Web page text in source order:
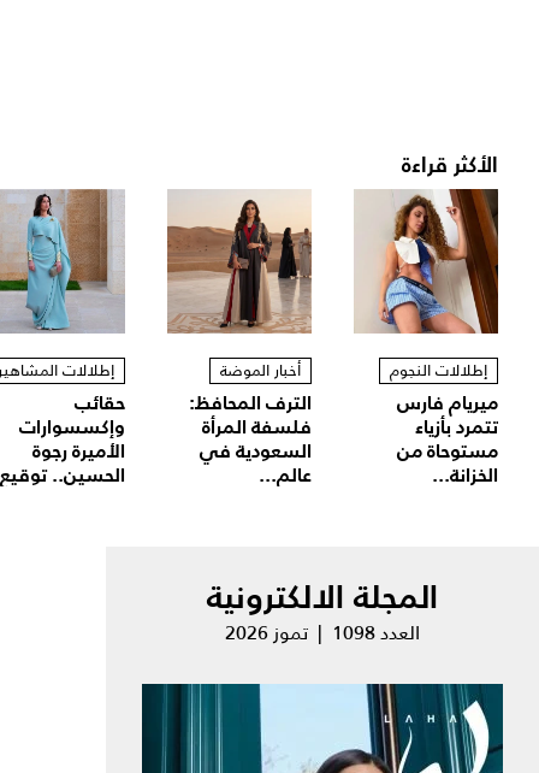
الأكثر قراءة
إطلالات النجوم
ميريام فارس
تتمرد بأزياء
مستوحاة من
الخزانة...
أخبار الموضة
الترف المحافظ:
فلسفة المرأة
السعودية في
عالم...
إطلالات
حقائب
وإكسسوارات
الأميرة رجوة
الحسين..
المجلة الالكترونية
العدد 1098 | تموز 2026